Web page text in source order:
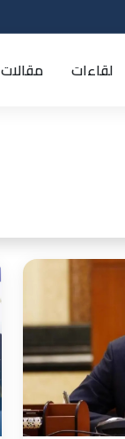
لقاءات مقالات